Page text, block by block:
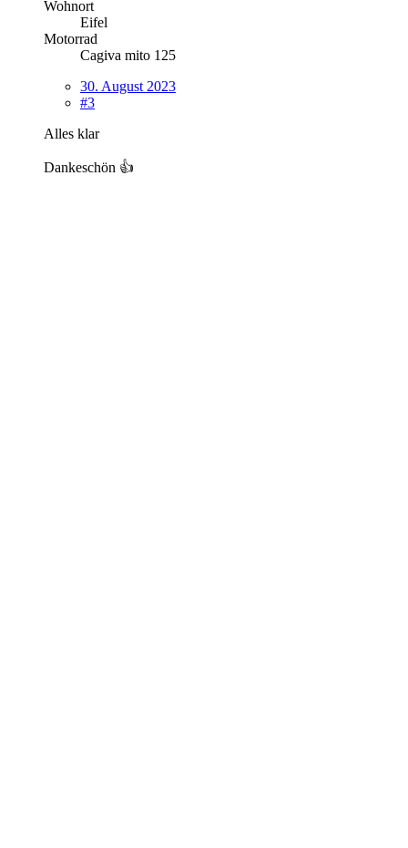
Wohnort
Eifel
Motorrad
Cagiva mito 125
30. August 2023
#3
Alles klar
Dankeschön 👍